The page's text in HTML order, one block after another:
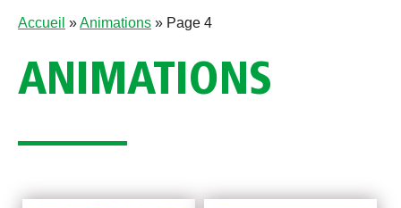
Accueil »Animations » Page 4
ANIMATIONS